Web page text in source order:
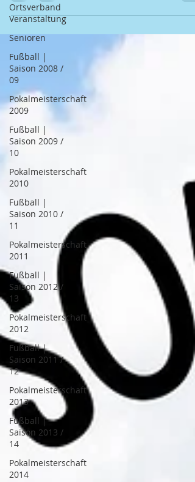
Ortsverband
Veranstaltung
Senioren
Fußball |
Saison 2008 /
09
Pokalmeisterschaft
2009
Fußball |
Saison 2009 /
10
Pokalmeisterschaft
2010
Fußball |
Saison 2010 /
11
Pokalmeisterschaft
2011
Fußball |
Saison 2012 /
13
Pokalmeisterschaft
2012
Fußball |
Saison 2011 /
12
Pokalmeisterschaft
2013
Fußball |
Saison 2013 /
14
Pokalmeisterschaft
2014